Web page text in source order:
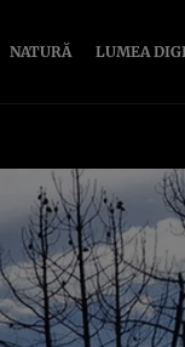
NATURĂ LUMEA